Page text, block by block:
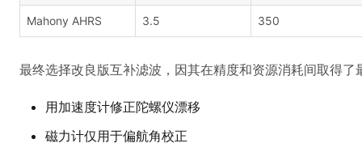
Mahony AHRS 3.5 350
最终选择改良版互补滤波，因其在精度和资源消耗间取得了
用加速度计修正陀螺仪漂移
磁力计仅用于偏航角校正